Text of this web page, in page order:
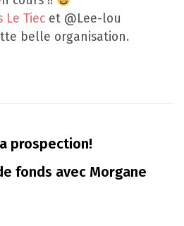
Le Tiecet @Lee-lou
belle organisation.
prospection!
fonds avec Morgane